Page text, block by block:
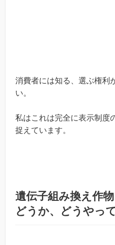
消費者には知る、選ぶ権利
い。
私はこれは完全に表示制度
捉えています。
遺伝子組み換え作
どうか、どうやっ